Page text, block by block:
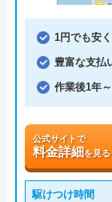
1円でも安
豊富な支払
作業後1年
公式サイトで
料金詳細を見る
駆けつけ時間